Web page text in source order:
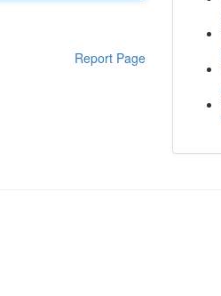
Report Page